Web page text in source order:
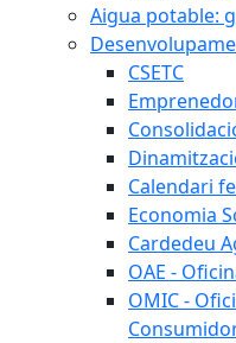
Aigua potable:
CSETC
Calendari
Economia
Cardedeu
OAE -
OMIC -